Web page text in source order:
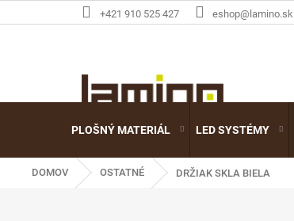
na
+421 910 525 427 eshop@lamino.sk
PLOŠNÝ MATERIÁL LED SYSTÉMY
DOMOV OSTATNÉ DRŽIAK SKLA BIELA